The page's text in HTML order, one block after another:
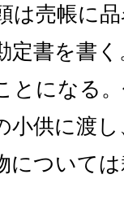
売帳に
定書を書
とになる
小供に渡
について